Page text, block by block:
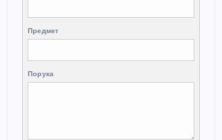
Предмет
Порука